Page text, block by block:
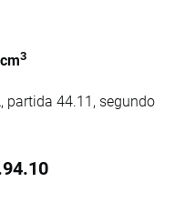
3
partida 44.11, segundo